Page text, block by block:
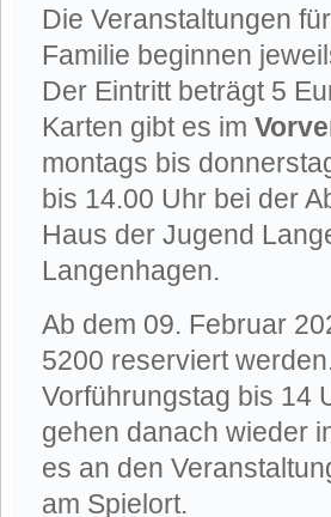
Die Veranstaltungen
Familie beginnen
Der Eintritt beträgt 5
Karten gibt es im
montags bis
bis 14.00 Uhr bei der
Haus der Jugend
Langenhagen.
Ab dem 09. Februar
5200 reserviert
Vorführungstag bis 14
gehen danach wieder
es an den
am Spielort.